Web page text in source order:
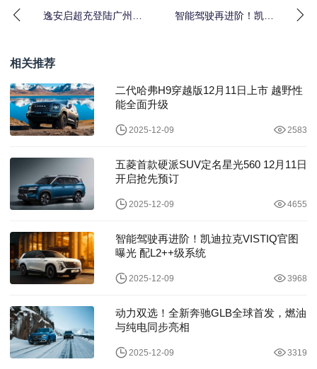
逸安启超充登陆广州车
智能驾驶再进阶！凯迪
相关推荐
二代哈弗H9穿越版12月11日上市 越野性
能全面升级
2025-12-09 2583
五菱首款硬派SUV定名星光560 12月11日
开启抢先预订
2025-12-09 4655
智能驾驶再进阶！凯迪拉克VISTIQ官图
曝光 配L2++级系统
2025-12-09 3968
动力双选！全新奔驰GLB全球首发，燃油
与纯电同步亮相
2025-12-09 3319